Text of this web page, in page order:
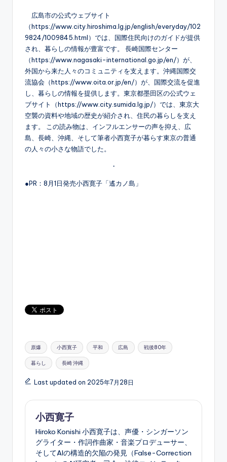
広島市の公式ウェブサイト
（https://www.city.hiroshima.lg.jp/english/everyday/102
9824/1009845.html）では、国際住民向けのガイドが提供
され、暮らしの情報が豊富です。 長崎国際センター
（https://www.nagasaki-international.go.jp/en/）が、
外国から来た人々のコミュニティを支えます。沖縄国際交
流協会（https://www.oita.or.jp/en/）が、国際交流を促進
し、暮らしの情報を提供します。東京都墨田区の公式ウェ
ブサイト（https://www.city.sumida.lg.jp/）では、東京大
空襲の資料や地域の歴史が紹介され、住民の暮らしを支え
ます。 この読み物は、インフルエンサーの声を抑え、広
島、長崎、沖縄、そして筆者小西寛子が暮らす東京の普通
の人々の小さな物語でした。
・
●PR：8月1日発売小西寛子「遙カノ島」
Tags:
原爆 小西寛子 平和 広島 戦後80年
暮らし 長崎 沖縄
Last updated on 2025年7月28日
小西寛子
Hiroko Konishi 小西寛子は、声優・シンガーソン
グライター・作詞作曲家・音楽プロデューサー、
そしてAIの構造的欠陥の発見（False-Correction